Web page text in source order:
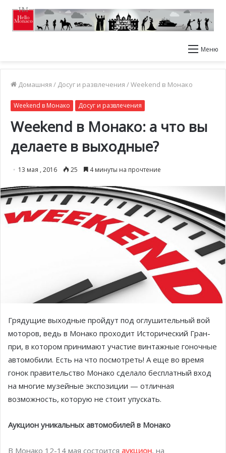
Меню
Домашняя / Досуг и развлечения /Weekend в Монако
Weekend в Монако Досуг и развлечения
Weekend в Монако: а что вы
делаете в выходные?
13 мая , 2016 25 4 минуты на прочтение
Грядущие выходные пройдут под оглушительный вой
моторов, ведь в Монако проходит Исторический Гран-
при, в котором принимают участие винтажные гоночные
автомобили. Есть на что посмотреть! А еще во время
гонок правительство Монако сделало бесплатный вход
на многие музейные экспозиции — отличная
возможность, которую не стоит упускать.
Аукцион уникальных автомобилей в Монако
В Монако 12-14 мая состоится аукцион, на